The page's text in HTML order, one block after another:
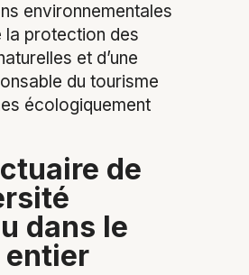
environnementales
la protection des
et d’une
du tourisme
écologiquement
de
dans le
entier